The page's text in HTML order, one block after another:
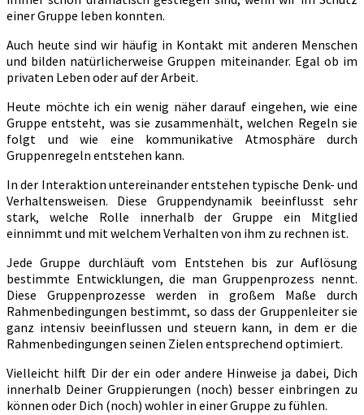
einer Gruppe leben konnten.
Auch heute sind wir häufig in Kontakt mit anderen Menschen
und bilden natürlicherweise Gruppen miteinander. Egal ob im
privaten Leben oder auf der Arbeit.
Heute möchte ich ein wenig näher darauf eingehen, wie eine
Gruppe entsteht, was sie zusammenhält, welchen Regeln sie
folgt und wie eine kommunikative Atmosphäre durch
Gruppenregeln entstehen kann.
In der Interaktion untereinander entstehen typische Denk- und
Verhaltensweisen. Diese Gruppendynamik beeinflusst sehr
stark, welche Rolle innerhalb der Gruppe ein Mitglied
einnimmt und mit welchem Verhalten von ihm zu rechnen ist.
Jede Gruppe durchläuft vom Entstehen bis zur Auflösung
bestimmte Entwicklungen, die man Gruppenprozess nennt.
Diese Gruppenprozesse werden in großem Maße durch
Rahmenbedingungen bestimmt, so dass der Gruppenleiter sie
ganz intensiv beeinflussen und steuern kann, in dem er die
Rahmenbedingungen seinen Zielen entsprechend optimiert.
Vielleicht hilft Dir der ein oder andere Hinweise ja dabei, Dich
innerhalb Deiner Gruppierungen (noch) besser einbringen zu
können oder Dich (noch) wohler in einer Gruppe zu fühlen.